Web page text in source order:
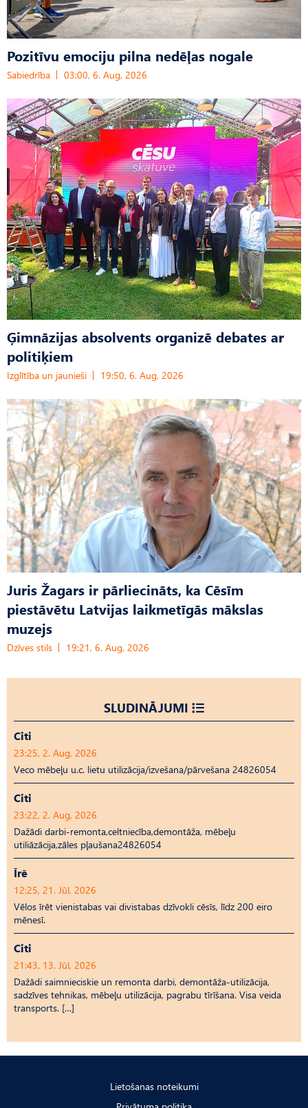
Pozitīvu emociju pilna nedēļas nogale
Sabiedrība 03:00, 6. Aug, 2026
Ģimnāzijas absolvents organizē debates ar
politiķiem
Izglītība un jaunieši 19:50, 6. Aug, 2026
Juris Žagars ir pārliecināts, ka Cēsīm
piestāvētu Latvijas laikmetīgās mākslas
muzejs
Dzīves stils 19:21, 6. Aug, 2026
SLUDINĀJUMI
Citi
23:25, 2. Aug, 2026
Veco mēbeļu u.c. lietu utilizācija/izvešana/pārvešana 24826054
Citi
23:22, 2. Aug, 2026
Dažādi darbi-remonta,celtniecība,demontāža, mēbeļu
utiliāzācija,zāles pļaušana24826054
Īrē
12:25, 21. Jūl, 2026
Vēlos īrēt vienistabas vai divistabas dzīvokli cēsīs, līdz 200 eiro
mēnesī.
Citi
21:43, 13. Jūl, 2026
Dažādi saimnieciskie un remonta darbi, demontāža-utilizācija,
sadzīves tehnikas, mēbeļu utilizācija, pagrabu tīrīšana. Visa veida
transports. […]
Lietošanas noteikumi